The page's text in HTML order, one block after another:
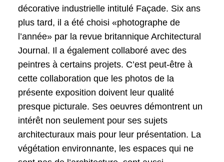
décorative industrielle intitulé Façade. Six ans
plus tard, il a été choisi «photographe de
l’année» par la revue britannique Architectural
Journal. Il a également collaboré avec des
peintres à certains projets. C’est peut-être à
cette collaboration que les photos de la
présente exposition doivent leur qualité
presque picturale. Ses oeuvres démontrent un
intérêt non seulement pour ses sujets
architecturaux mais pour leur présentation. La
végétation environnante, les espaces qui ne